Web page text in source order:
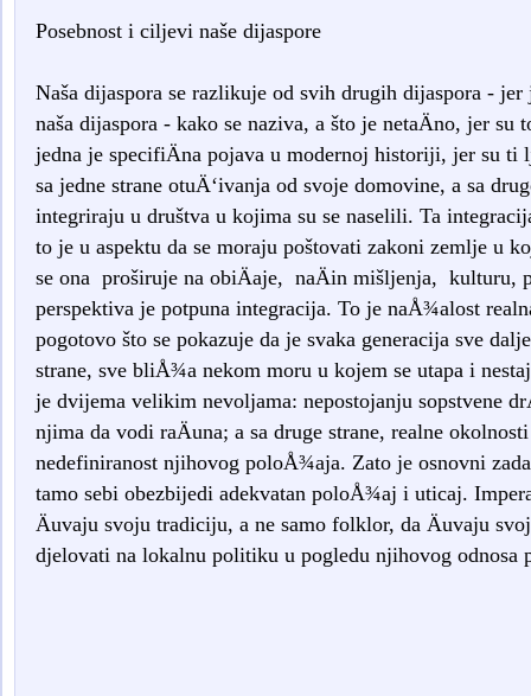
Posebnost i ciljevi naše dijaspore
Naša dijaspora se razlikuje od svih drugih dijaspora -
naša dijaspora - kako se naziva, a što je netaÄno, jer
jedna je specifiÄna pojava u modernoj historiji, jer su
sa jedne strane otuÄ‘ivanja od svoje domovine, a sa
integriraju u društva u kojima su se naselili. Ta
to je u aspektu da se moraju poštovati zakoni zemlje u
se ona proširuje na obiÄaje, naÄin mišljenja, kulturu,
perspektiva je potpuna integracija. To je naÅ¾alost
pogotovo što se pokazuje da je svaka generacija sve
strane, sve bliÅ¾a nekom moru u kojem se utapa i
je dvijema velikim nevoljama: nepostojanju sopstvene
njima da vodi raÄuna; a sa druge strane, realne
nedefiniranost njihovog poloÅ¾aja. Zato je osnovni
tamo sebi obezbijedi adekvatan poloÅ¾aj i uticaj.
Äuvaju svoju tradiciju, a ne samo folklor, da Äuvaju
djelovati na lokalnu politiku u pogledu njihovog odnosa